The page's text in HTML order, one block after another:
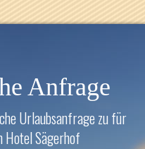
Anfrage
Urlaubsanfrage zu für
Hotel Sägerhof